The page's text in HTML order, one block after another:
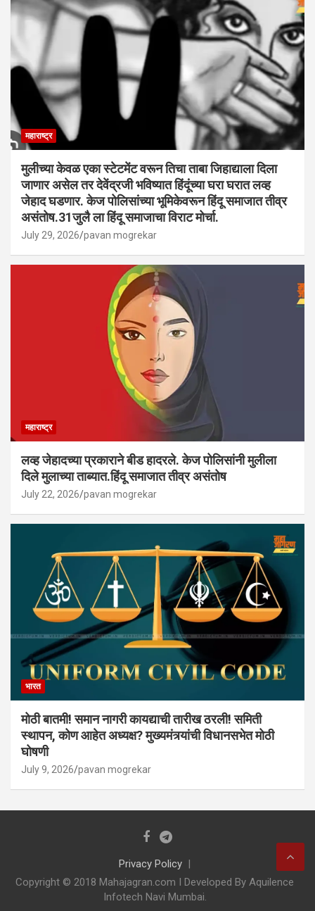
महाराष्ट्र
मुलीच्या केवळ एका स्टेटमेंट वरून तिचा ताबा जिहाद्याला दिला
जाणार असेल तर देवेंद्रजी भविष्यात हिंदूंच्या घरा घरात लव्ह
जेहाद घडणार. केज पोलिसांच्या भूमिकेवरून हिंदू समाजात तीव्र
असंतोष.31जुलै ला हिंदू समाजाचा विराट मोर्चा.
July 29, 2026 pavan mogrekar
महाराष्ट्र
लव्ह जेहादच्या प्रकाराने बीड हादरले. केज पोलिसांनी मुलीला
दिले मुलाच्या ताब्यात.हिंदू समाजात तीव्र असंतोष
July 22, 2026 pavan mogrekar
भारत
मोठी बातमी! समान नागरी कायद्याची तारीख ठरली! समिती
स्थापन, कोण आहेत अध्यक्ष? मुख्यमंत्र्यांची विधानसभेत मोठी
घोषणी
July 9, 2026 pavan mogrekar
Privacy Policy
Copyright © 2018 Mahajagran.com I Developed By Aquilence
Infotech Navi Mumbai.